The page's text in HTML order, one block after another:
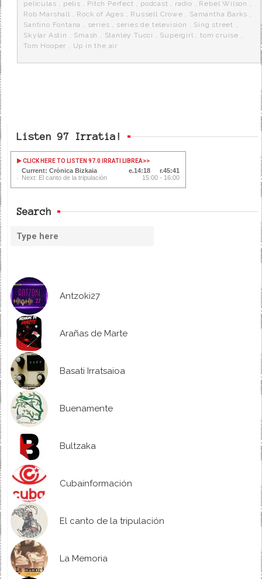
películas , pelis , Pitch Perfect , podcast , radio , Rebel Wilson ,
Rob Marshall , Rock of Ages , Russell Crowe , Samantha Barks ,
Santino Fontana , series , series de televisión , Sing street ,
Skylar Astin , Smash , Stanley Tucci , Supergirl ,tom cruise ,
Tom Hooper , Up in the air
Listen 97 Irratia!
CLICK HERE TO LISTEN 97.0 IRRATI LIBREA>>
Current: Crónica Bizkaia 14:18
45:41
Next: El canto de la tripulación
15:00 - 16:00
Search
Antzoki27
Arañas de Marte
Basati Irratsaioa
Buenamente
Bultzaka
Cubainformación
El canto de la tripulación
La Memoria